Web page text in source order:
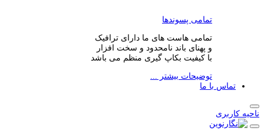
تمامی پسوندها
تمامی هاست های ما دارای ترافیک
و پهنای باند نامحدود و سخت افزار
با کیفیت بکاپ گیری منظم می باشد
توضیحات بیشتر ...
تماس با ما
ناحیه کاربری